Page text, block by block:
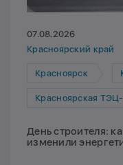
07.08.2026
Красноярский край
Красноярск
Красноярская
День строителя:
изменили